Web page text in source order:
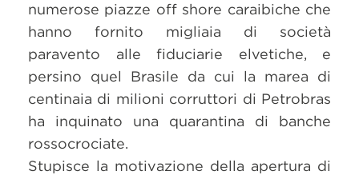
numerose piazze off shore caraibiche che
hanno fornito migliaia di società
paravento alle fiduciarie elvetiche, e
persino quel Brasile da cui la marea di
centinaia di milioni corruttori di Petrobras
ha inquinato una quarantina di banche
rossocrociate.
Stupisce la motivazione della apertura di